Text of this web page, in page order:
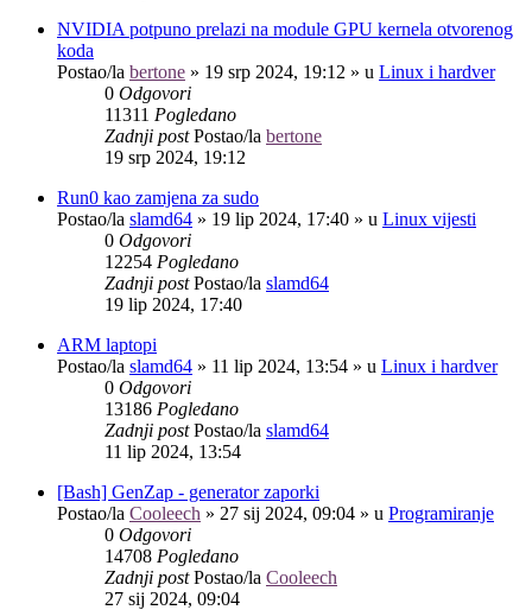
NVIDIA potpuno prelazi na module GPU kernela otvorenog
koda
Postao/la bertone » 19 srp 2024, 19:12 » u Linux i hardver
0 Odgovori
11311 Pogledano
Zadnji postPostao/la bertone
19 srp 2024, 19:12
Run0 kao zamjena za sudo
Postao/la slamd64 » 19 lip 2024, 17:40 » u Linux vijesti
0 Odgovori
12254 Pogledano
Zadnji postPostao/la slamd64
19 lip 2024, 17:40
ARM laptopi
Postao/la slamd64 » 11 lip 2024, 13:54 » u Linux i hardver
0 Odgovori
13186 Pogledano
Zadnji postPostao/la slamd64
11 lip 2024, 13:54
[Bash] GenZap - generator zaporki
Postao/la Cooleech » 27 sij 2024, 09:04 » u Programiranje
0 Odgovori
14708 Pogledano
Zadnji postPostao/la Cooleech
27 sij 2024, 09:04